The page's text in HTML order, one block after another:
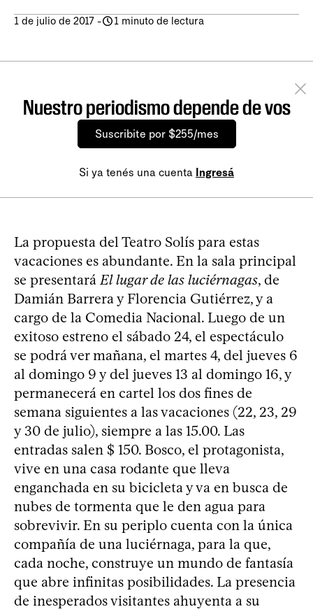
1 de julio de 2017 - 1 minuto de lectura
Nuestro periodismo depende de vos
Suscribite por $255/mes
Si ya tenés una cuenta Ingresá
La propuesta del Teatro Solís para estas
vacaciones es abundante. En la sala principal
se presentará El lugar de las luciérnagas, de
Damián Barrera y Florencia Gutiérrez, y a
cargo de la Comedia Nacional. Luego de un
exitoso estreno el sábado 24, el espectáculo
se podrá ver mañana, el martes 4, del jueves 6
al domingo 9 y del jueves 13 al domingo 16, y
permanecerá en cartel los dos fines de
semana siguientes a las vacaciones (22, 23, 29
y 30 de julio), siempre a las 15.00. Las
entradas salen $ 150. Bosco, el protagonista,
vive en una casa rodante que lleva
enganchada en su bicicleta y va en busca de
nubes de tormenta que le den agua para
sobrevivir. En su periplo cuenta con la única
compañía de una luciérnaga, para la que,
cada noche, construye un mundo de fantasía
que abre infinitas posibilidades. La presencia
de inesperados visitantes ahuyenta a su